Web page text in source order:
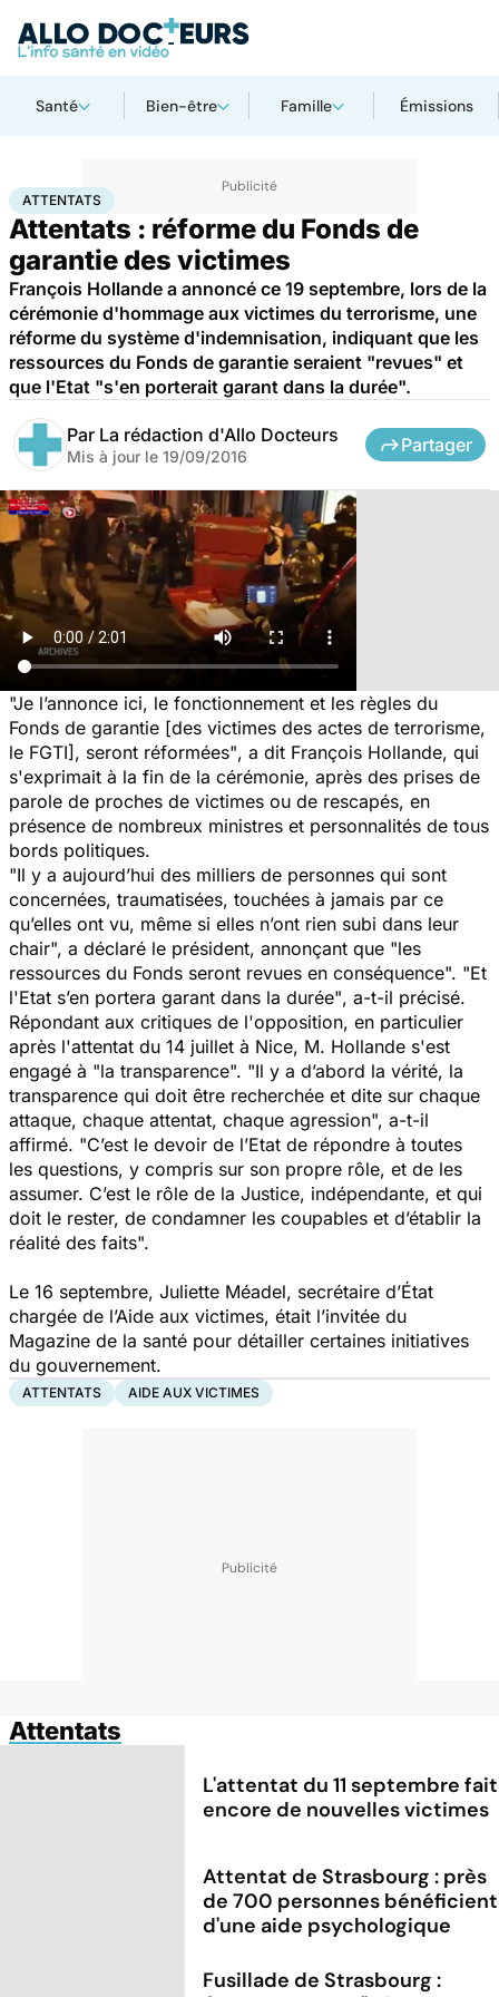
Santé Bien-être Famille Émissions
AccueilSanté Attentats
ATTENTATS
Attentats : réforme du Fonds de
garantie des victimes
François Hollande a annoncé ce 19 septembre, lors de la
cérémonie d'hommage aux victimes du terrorisme, une
réforme du système d'indemnisation, indiquant que les
ressources du Fonds de garantie seraient "revues" et
que l'Etat "s'en porterait garant dans la durée".
Par La rédaction d'Allo Docteurs
Mis à jour le 19/09/2016
Partager
"Je l’annonce ici, le fonctionnement et les règles du
Fonds de garantie [des victimes des actes de terrorisme,
le FGTI], seront réformées", a dit François Hollande, qui
s'exprimait à la fin de la cérémonie, après des prises de
parole de proches de victimes ou de rescapés, en
présence de nombreux ministres et personnalités de tous
bords politiques.
"Il y a aujourd’hui des milliers de personnes qui sont
concernées, traumatisées, touchées à jamais par ce
qu’elles ont vu, même si elles n’ont rien subi dans leur
chair", a déclaré le président, annonçant que "les
ressources du Fonds seront revues en conséquence". "Et
l'Etat s’en portera garant dans la durée", a-t-il précisé.
Répondant aux critiques de l'opposition, en particulier
après l'attentat du 14 juillet à Nice, M. Hollande s'est
engagé à "la transparence". "Il y a d’abord la vérité, la
transparence qui doit être recherchée et dite sur chaque
attaque, chaque attentat, chaque agression", a-t-il
affirmé. "C’est le devoir de l’Etat de répondre à toutes
les questions, y compris sur son propre rôle, et de les
assumer. C’est le rôle de la Justice, indépendante, et qui
doit le rester, de condamner les coupables et d’établir la
réalité des faits".
Le 16 septembre, Juliette Méadel, secrétaire d’État
chargée de l’Aide aux victimes, était l’invitée du
Magazine de la santé pour détailler certaines initiatives
du gouvernement.
ATTENTATS AIDE AUX VICTIMES
Attentats
L'attentat du 11 septembre fait
encore de nouvelles victimes
Attentat de Strasbourg : près
de 700 personnes bénéficient
d'une aide psychologique
Fusillade de Strasbourg :